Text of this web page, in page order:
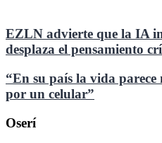
EZLN advierte que la IA
desplaza el pensamiento
“En su país la vida
por un celular”
Oserí